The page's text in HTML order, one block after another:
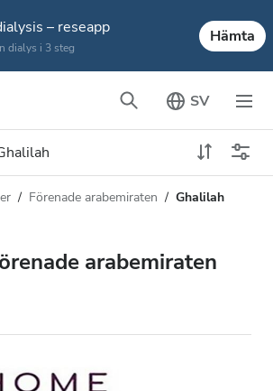
– reseapp
dialys i 3 steg
Hämta
SV
Förenade arabemiraten Ghalilah
arabemiraten